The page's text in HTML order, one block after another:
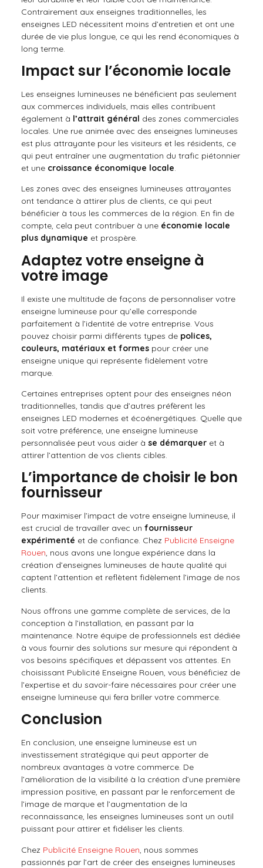
Contrairement aux enseignes traditionnelles, les
enseignes LED nécessitent moins d’entretien et ont une
durée de vie plus longue, ce qui les rend économiques à
long terme.
Impact sur l’économie locale
Les enseignes lumineuses ne bénéficient pas seulement
aux commerces individuels, mais elles contribuent
également à l’attrait général des zones commerciales
locales. Une rue animée avec des enseignes lumineuses
est plus attrayante pour les visiteurs et les résidents, ce
qui peut entraîner une augmentation du trafic piétonnier
et une croissance économique locale.
Les zones avec des enseignes lumineuses attrayantes
ont tendance à attirer plus de clients, ce qui peut
bénéficier à tous les commerces de la région. En fin de
compte, cela peut contribuer à une économie locale
plus dynamique et prospère.
Adaptez votre enseigne à
votre image
Il existe une multitude de façons de personnaliser votre
enseigne lumineuse pour qu’elle corresponde
parfaitement à l’identité de votre entreprise. Vous
pouvez choisir parmi différents types de polices,
couleurs, matériaux et formespour créer une
enseigne unique qui représente fidèlement votre
marque.
Certaines entreprises optent pour des enseignes néon
traditionnelles, tandis que d’autres préfèrent les
enseignes LED modernes et écoénergétiques. Quelle que
soit votre préférence, une enseigne lumineuse
personnalisée peut vous aider à se démarqueret à
attirer l’attention de vos clients cibles.
L’importance de choisir le bon
fournisseur
Pour maximiser l’impact de votre enseigne lumineuse, il
est crucial de travailler avec un fournisseur
expérimenté et de confiance. Chez Publicité Enseigne
Rouen, nous avons une longue expérience dans la
création d’enseignes lumineuses de haute qualité qui
captent l’attention et reflètent fidèlement l’image de nos
clients.
Nous offrons une gamme complète de services, de la
conception à l’installation, en passant par la
maintenance. Notre équipe de professionnels est dédiée
à vous fournir des solutions sur mesure qui répondent à
vos besoins spécifiques et dépassent vos attentes. En
choisissant Publicité Enseigne Rouen, vous bénéficiez de
l’expertise et du savoir-faire nécessaires pour créer une
enseigne lumineuse qui fera briller votre commerce.
Conclusion
En conclusion, une enseigne lumineuse est un
investissement stratégique qui peut apporter de
nombreux avantages à votre commerce. De
l’amélioration de la visibilité à la création d’une première
impression positive, en passant par le renforcement de
l’image de marque et l’augmentation de la
reconnaissance, les enseignes lumineuses sont un outil
puissant pour attirer et fidéliser les clients.
Chez Publicité Enseigne Rouen, nous sommes
passionnés par l’art de créer des enseignes lumineuses